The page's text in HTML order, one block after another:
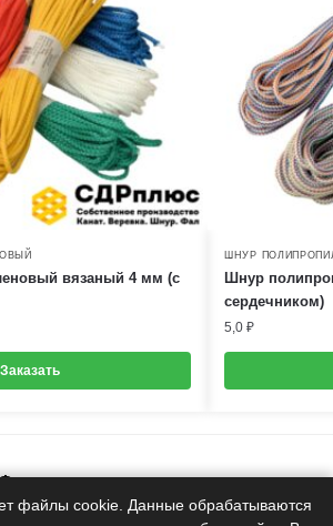
вязаный 4 мм (с
Заказать
ШНУР
Шнур
сердечником)
5,0 ₽
файлы cookie. Данные обрабатываются